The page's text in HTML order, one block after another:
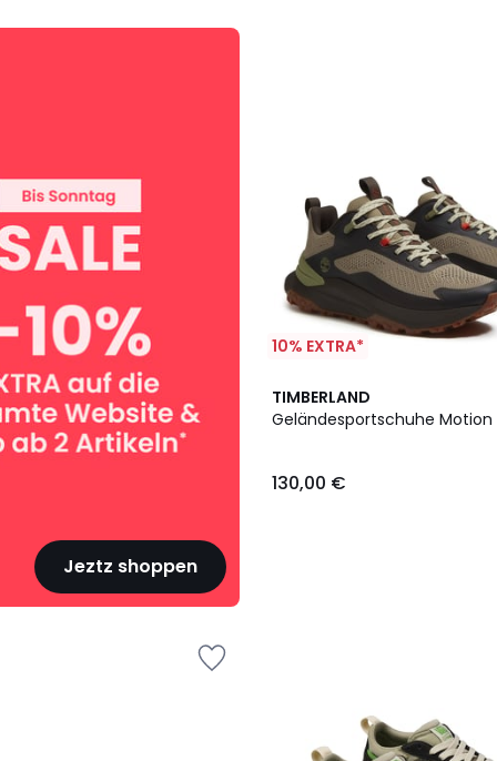
Jeztz shoppen
10% EXTRA*
TIMBERLAND
Geländesportschuhe Motion
130,00 €